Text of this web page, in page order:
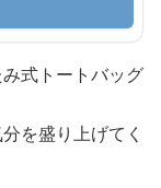
式トートバッグ
を盛り上げてく